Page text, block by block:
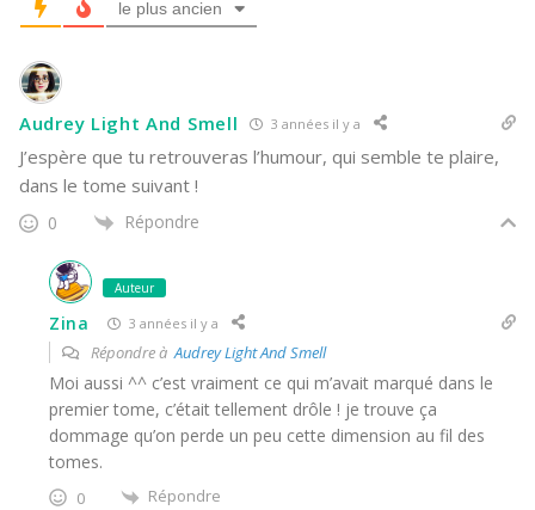
le plus ancien
Audrey Light And Smell 3 années il y a
J’espère que tu retrouveras l’humour, qui semble te plaire,
dans le tome suivant !
0 Répondre
Auteur
Zina 3 années il y a
Répondre àAudrey Light And Smell
Moi aussi ^^ c’est vraiment ce qui m’avait marqué dans le
premier tome, c’était tellement drôle ! je trouve ça
dommage qu’on perde un peu cette dimension au fil des
tomes.
0 Répondre